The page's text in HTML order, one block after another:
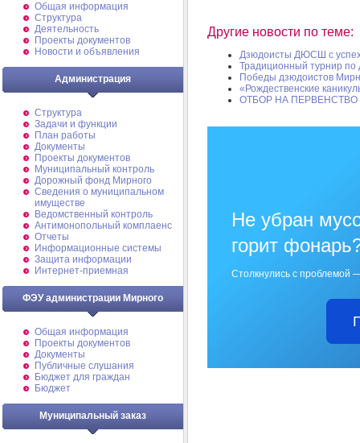
Общая информация
Структура
Деятельность
Проекты документов
Новости и объявления
Администрация
Структура
Задачи и функции
План работы
Документы
Проекты документов
Муниципальный контроль
Дорожный фонд Мирного
Cведения о муниципальном
имуществе
Ведомственный контроль
Антимонопольный комплаенс
Отчеты
Информационные системы
Защита информации
Интернет-приемная
ФЭУ администрации Мирного
Общая информация
Проекты документов
Документы
Публичные слушания
Бюджет для граждан
Бюджет
Муниципальный заказ
Другие новости по теме:
Дзюдоисты ДЮСШ с
Традиционный турнир по
Победы дзюдоистов
«Рождественские
ОТБОР НА ПЕРВЕНСТВО
Не убран
горит
Столкнулись с проблемой